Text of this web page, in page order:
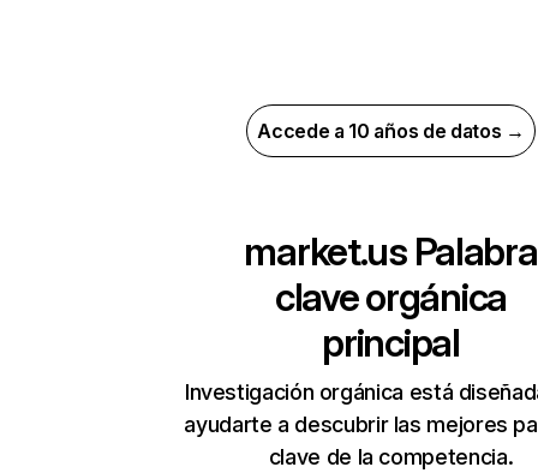
Accede a 10 años de datos →
market.usPalabra
clave orgánica
principal
Investigación orgánica está
ayudarte a descubrir las mejores
clave de la competencia.